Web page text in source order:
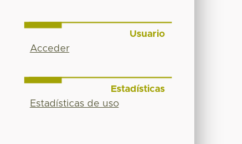
Usuario
Acceder
Estadísticas
Estadísticas de uso